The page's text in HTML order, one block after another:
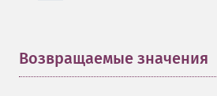
Возвращаемые значения